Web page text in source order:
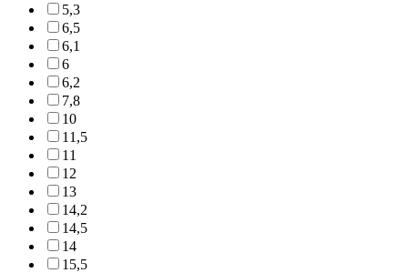
5,3
6,5
6,1
6
6,2
7,8
10
11,5
11
12
13
14,2
14,5
14
15,5